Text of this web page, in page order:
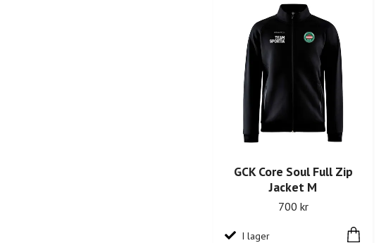
GCK Core Soul Full Zip
Jacket M
700 kr
I lager